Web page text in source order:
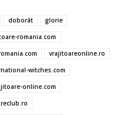
se
n
g
er
ta
az
ă
doborât
glorie
romania.com
vrajitoareonline.ro
witches.com
online.com